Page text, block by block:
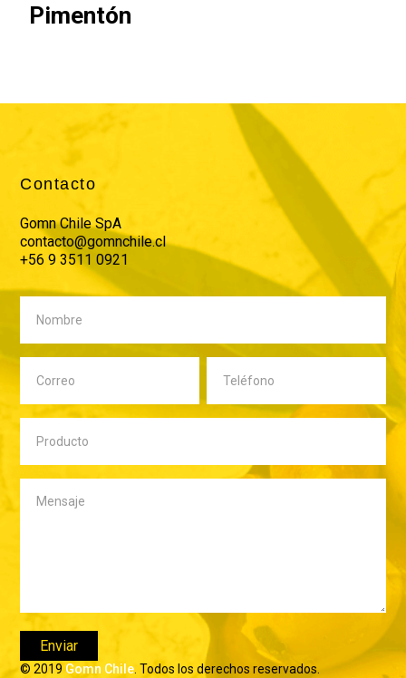
Pimentón
Contacto
Gomn Chile SpA
contacto@gomnchile.cl
+56 9 3511 0921
© 2019 Gomn Chile . Todos los derechos reservados.